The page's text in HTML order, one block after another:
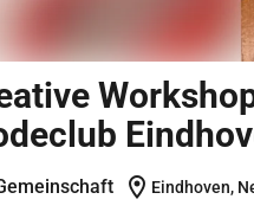
location_on Eindhoven,